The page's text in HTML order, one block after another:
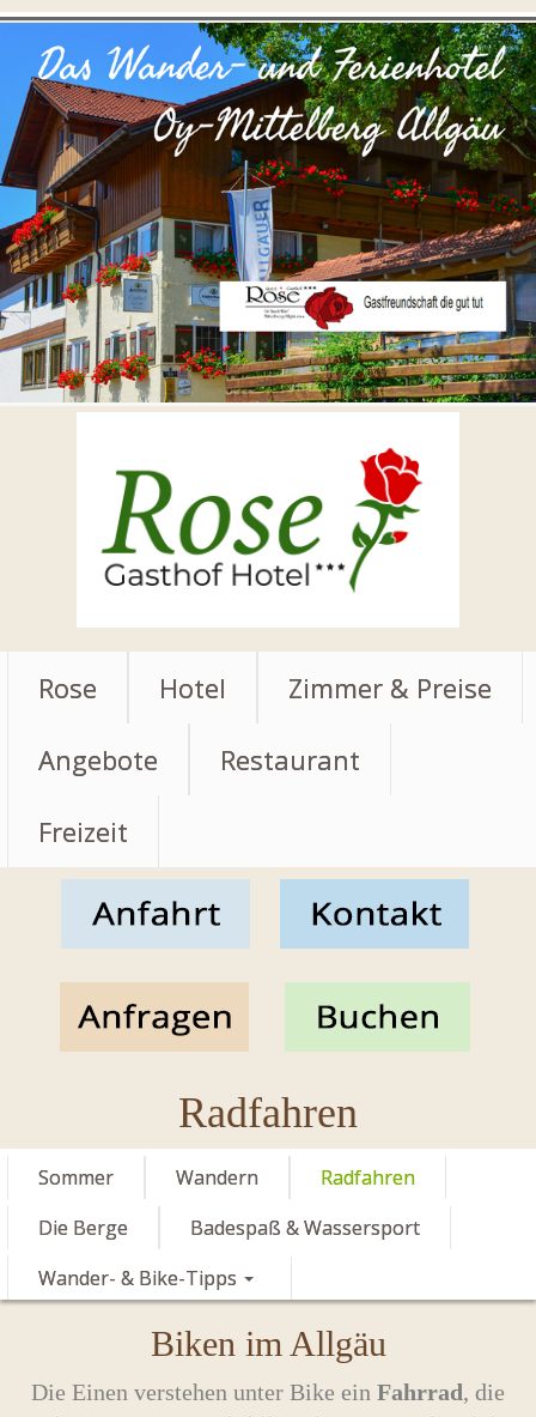
Rose Hotel
Zimmer & Preise
Angebote
Restaurant
Freizeit
Radfahren
Sommer Wandern
Radfahren
Die Berge
Badespaß & Wassersport
Wander- & Bike-Tipps
Biken im Allgäu
Die Einen verstehen unter Bike ein Fahrrad, die